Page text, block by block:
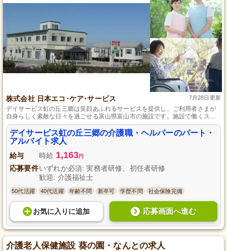
株式会社 日本エコ･ケア･サービス 7月28日更新
デイサービス虹の丘三郷は笑顔あふれるサービスを提供し、ご利用者さまが
自身らしく素敵な日々を過ごせる富山県富山市の施設です。施設で働くスタ
ッフは、みなさんが笑顔でいられることを最初に考えて、一緒に楽しく過ご
す時間を大切にしています。
デイサービス虹の丘三郷の介護職・ヘルパーのパート・
アルバイト求人
給与 時給 1,163円
応募要件いずれか必須: 実務者研修、初任者研修
歓迎: 介護福祉士
50代活躍 40代活躍 年齢不問 新卒可 学歴不問 社会保険完備
お気に入り に追加 応募画面へ進む
介護老人保健施設 葵の園・なんとの求人